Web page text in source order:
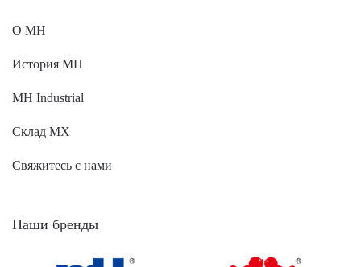
О MH
История MH
MH Industrial
Склад МХ
Свяжитесь с нами
Наши бренды